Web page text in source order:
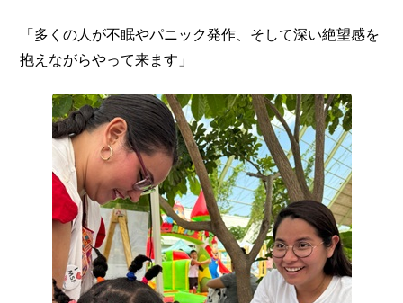
「多くの人が不眠やパニック発作、そして深い絶望感を
抱えながらやって来ます」